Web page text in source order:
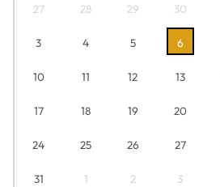
27 28 29 30
3 4 5 6
10 11 12 13
17 18 19 20
24 25 26 27
31 1 2 3